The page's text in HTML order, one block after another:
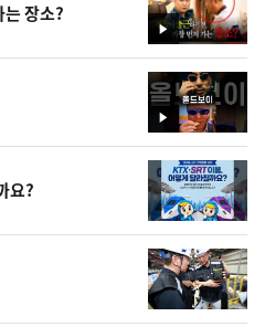
영
상
장소?
영
상
요?